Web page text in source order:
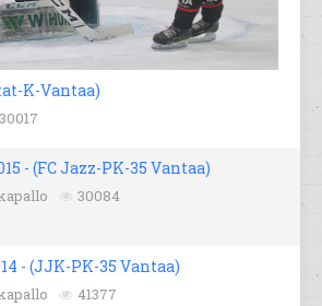
K-Vantaa)
30017
- (FC Jazz-PK-35 Vantaa)
30084
- (JJK-PK-35 Vantaa)
41377